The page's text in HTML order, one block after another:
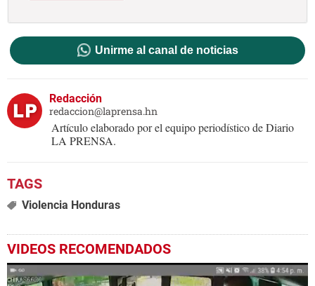
Unirme al canal de noticias
Redacción
redaccion@laprensa.hn
Artículo elaborado por el equipo periodístico de Diario
LA PRENSA.
Violencia Honduras
VIDEOS RECOMENDADOS